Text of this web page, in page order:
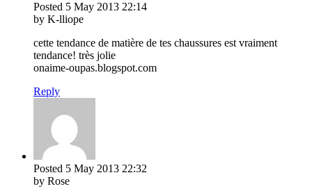
Posted 5 May 2013 22:14
by K-lliope
cette tendance de matière de tes chaussures est vraiment
tendance! très jolie
onaime-oupas.blogspot.com
Reply
Posted 5 May 2013 22:32
by Rose